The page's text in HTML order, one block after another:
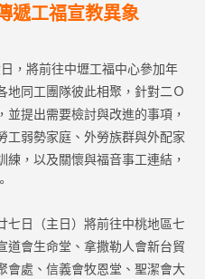
遞工福宣教異象
，將前往中壢工福中心參加年
地同工團隊彼此相聚，針對二Ｏ
提出需要檢討與改進的事項，
工弱勢家庭、外勞族群與外配家
，以及關懷與福音事工連結，
日（主日）將前往中桃地區七
道會生命堂、拿撒勒人會新台貿
會處、信義會牧恩堂、聖潔會大